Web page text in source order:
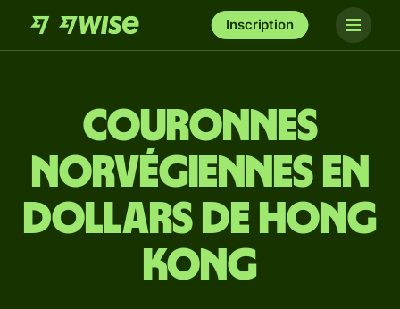
Inscription
Couronnes
norvégiennes en
dollars de Hong
Kong